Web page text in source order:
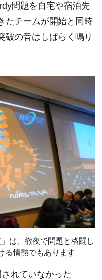
問題を自宅や宿泊先
たチームが開始と同時
破の音はしばらく鳴り
は、徹夜で問題と格闘し
る情熱でもあります
れていなかった